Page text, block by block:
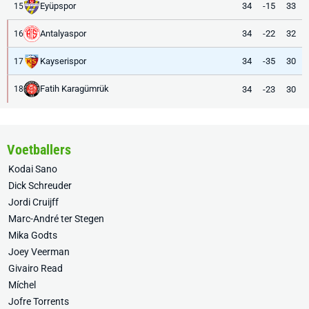
15 Eyüpspor 34 -15 33
16 Antalyaspor 34 -22 32
17 Kayserispor 34 -35 30
18 Fatih Karagümrük 34 -23 30
Voetballers
Kodai Sano
Dick Schreuder
Jordi Cruijff
Marc-André ter Stegen
Mika Godts
Joey Veerman
Givairo Read
Míchel
Jofre Torrents